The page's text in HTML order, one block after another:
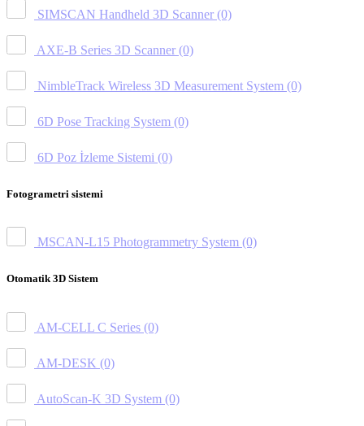
SIMSCAN Handheld 3D Scanner (0)
AXE-B Series 3D Scanner (0)
NimbleTrack Wireless 3D Measurement System (0)
6D Pose Tracking System (0)
6D Poz İzleme Sistemi (0)
Fotogrametri sistemi
MSCAN-L15 Photogrammetry System (0)
Otomatik 3D Sistem
AM-CELL C Series (0)
AM-DESK (0)
AutoScan-K 3D System (0)